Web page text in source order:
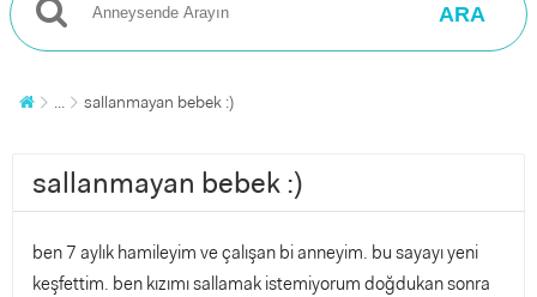
ARA
... sallanmayan bebek :)
sallanmayan bebek :)
ben 7 aylık hamileyim ve çalışan bi anneyim. bu sayayı yeni
keşfettim. ben kızımı sallamak istemiyorum doğdukan sonra